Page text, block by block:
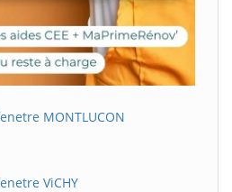
MONTLUCON
ViCHY